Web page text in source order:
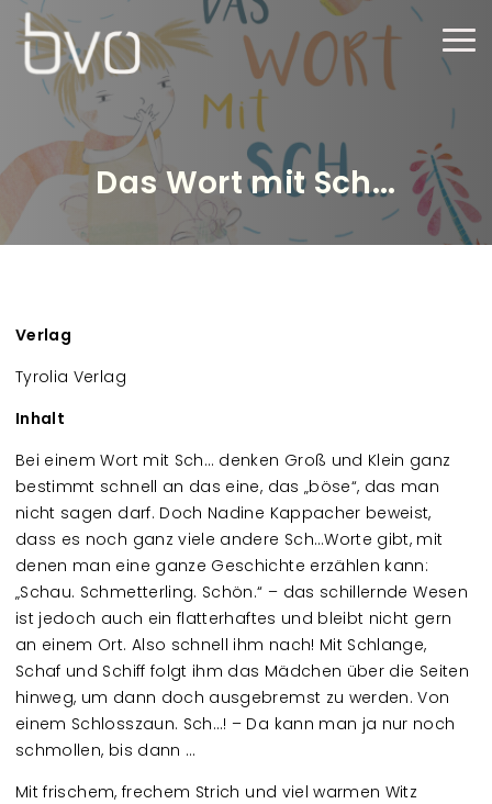
Direkt zum Inhalt
Das Wort mit Sch...
Verlag
Tyrolia Verlag
Inhalt
Bei einem Wort mit Sch… denken Groß und Klein ganz
bestimmt schnell an das eine, das „böse“, das man
nicht sagen darf. Doch Nadine Kappacher beweist,
dass es noch ganz viele andere Sch…Worte gibt, mit
denen man eine ganze Geschichte erzählen kann:
„Schau. Schmetterling. Schön.“ – das schillernde Wesen
ist jedoch auch ein flatterhaftes und bleibt nicht gern
an einem Ort. Also schnell ihm nach! Mit Schlange,
Schaf und Schiff folgt ihm das Mädchen über die Seiten
hinweg, um dann doch ausgebremst zu werden. Von
einem Schlosszaun. Sch…! – Da kann man ja nur noch
schmollen, bis dann …
Mit frischem, frechem Strich und viel warmen Witz